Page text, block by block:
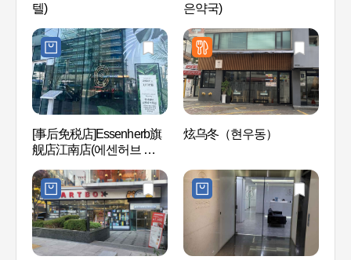
텔)
은약국)
[事后免税店]Essenherb旗
舰店江南店(에센허브 플래
炫乌冬（현우동）